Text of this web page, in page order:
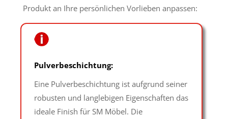
Produkt an Ihre persönlichen Vorlieben anpassen:
Pulverbeschichtung:
Eine Pulverbeschichtung ist aufgrund seiner
robusten und langlebigen Eigenschaften das
ideale Finish für SM Möbel. Die